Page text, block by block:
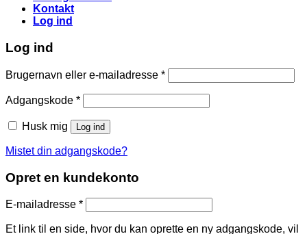
Kontakt
Log ind
Log ind
Brugernavn eller e-mailadresse *Påkrævet
Adgangskode *Påkrævet
Husk mig Log ind
Mistet din adgangskode?
Opret en kundekonto
E-mailadresse *Påkrævet
Et link til en side, hvor du kan oprette en ny adgangskode, vil